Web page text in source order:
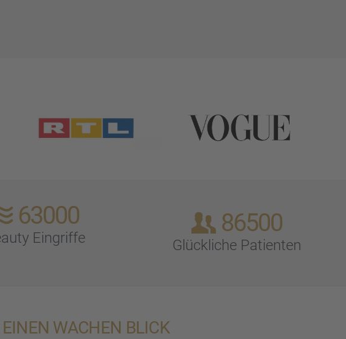
63000
Eingriffe
86500
Glück­li­che Patien­ten
WACHEN BLICK